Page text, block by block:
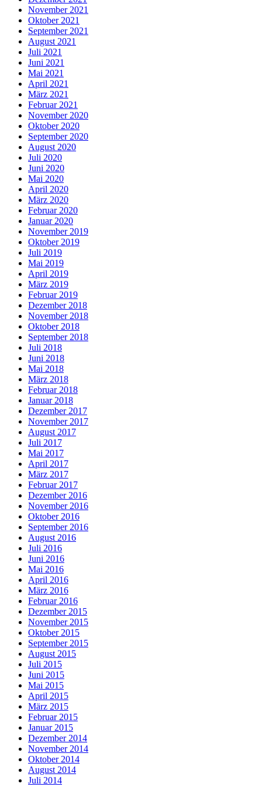
November 2021
Oktober 2021
September 2021
August 2021
Juli 2021
Juni 2021
Mai 2021
April 2021
März 2021
Februar 2021
November 2020
Oktober 2020
September 2020
August 2020
Juli 2020
Juni 2020
Mai 2020
April 2020
März 2020
Februar 2020
Januar 2020
November 2019
Oktober 2019
Juli 2019
Mai 2019
April 2019
März 2019
Februar 2019
Dezember 2018
November 2018
Oktober 2018
September 2018
Juli 2018
Juni 2018
Mai 2018
März 2018
Februar 2018
Januar 2018
Dezember 2017
November 2017
August 2017
Juli 2017
Mai 2017
April 2017
März 2017
Februar 2017
Dezember 2016
November 2016
Oktober 2016
September 2016
August 2016
Juli 2016
Juni 2016
Mai 2016
April 2016
März 2016
Februar 2016
Dezember 2015
November 2015
Oktober 2015
September 2015
August 2015
Juli 2015
Juni 2015
Mai 2015
April 2015
März 2015
Februar 2015
Januar 2015
Dezember 2014
November 2014
Oktober 2014
August 2014
Juli 2014